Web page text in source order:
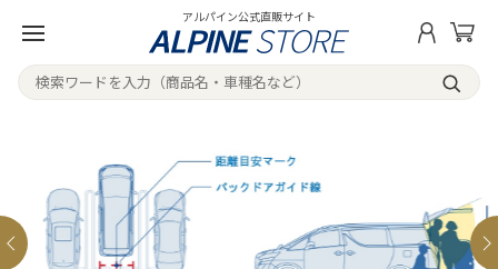
アルパイン公式直販サイト